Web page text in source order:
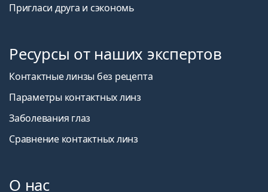
Пригласи друга и сэкономь
Ресурсы от наших экспертов
Контактные линзы без рецепта
Параметры контактных линз
Заболевания глаз
Сравнение контактных линз
О нас